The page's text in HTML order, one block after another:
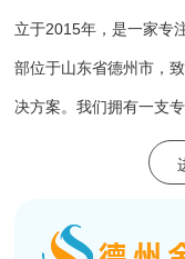
立于2015年，是一家专
部位于山东省德州市，
决方案。我们拥有一支